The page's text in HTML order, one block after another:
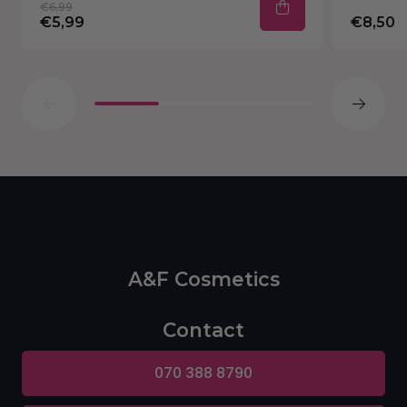
€6,99
€5,99 €8,50
A&F Cosmetics
Contact
070 388 8790